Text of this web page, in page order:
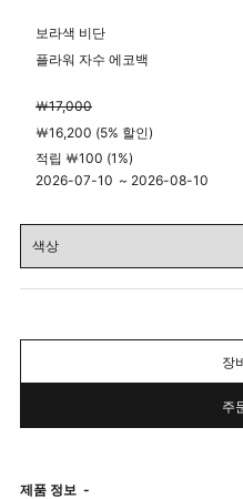
보라색 비단
플라워 자수 에코백
￦17,000
￦16,200 (5% 할인)
적립 ￦100 (1%)
2026-07-10 ~ 2026-08-10
장
주
제품 정보 -